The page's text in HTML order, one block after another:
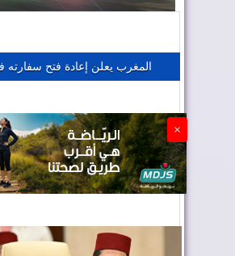
المغرب يعلن إعادة فتح
×